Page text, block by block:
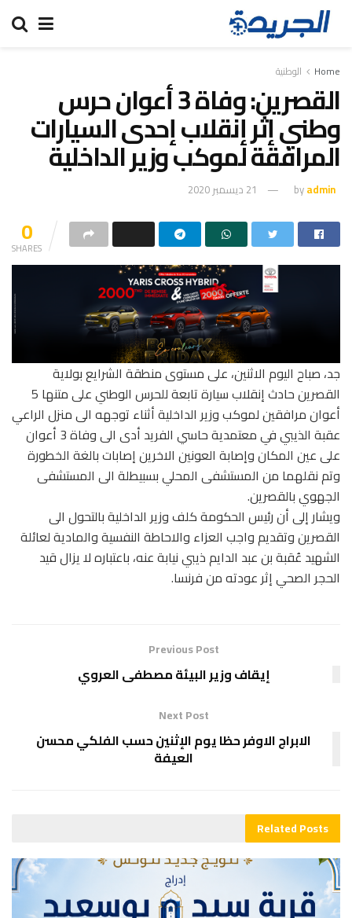
Home الوطنية
القصرين: وفاة 3 أعوان حرس
وطني إثر إنقلاب إحدى السيارات
المرافقة لموكب وزير الداخلية
byadmin 21 ديسمبر 2020
0
SHARES
جد، صباح اليوم الاثنين، على مستوى منطقة الشرايع بولاية
القصرين حادث إنقلاب سيارة تابعة للحرس الوطني على متنها 5
أعوان مرافقين لموكب وزير الداخلية أثناء توجهه الى منزل الراعي
عقبة الذيبي في معتمدية حاسي الفريد أدى الى وفاة 3 أعوان
على عين المكان وإصابة العونين الاخرين إصابات بالغة الخطورة
وتم نقلهما من المستشفى المحلي بسبيطلة الى المستشفى
الجهوي بالقصرين.
ويشار إلى أن رئيس الحكومة كلف وزير الداخلية بالتحول الى
القصرين وتقديم واجب العزاء والاحاطة النفسية والمادية لعائلة
الشهيد عُقبة بن عبد الدايم ذيبي نيابة عنه، باعتباره لا يزال قيد
الحجر الصحي إثر عودته من فرنسا.
Previous Post
إيقاف وزير البيئة مصطفى العروي
Next Post
الابراج الاوفر حظا يوم الإثنين حسب الفلكي محسن
العيفة
RelatedPosts